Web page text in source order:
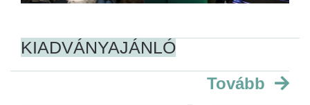
KIADVÁNYAJÁNLÓ
Tovább